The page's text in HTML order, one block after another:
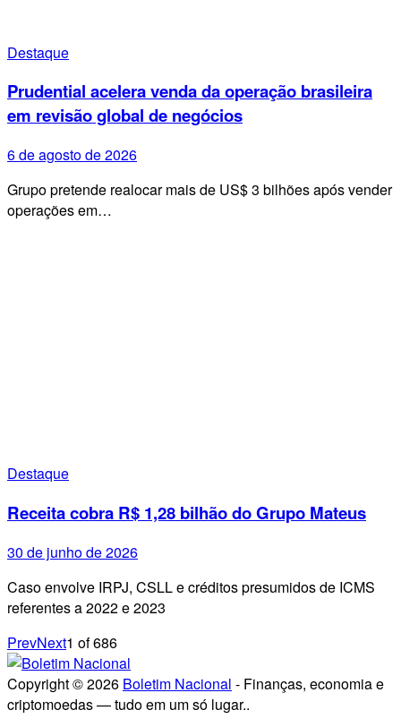
Destaque
Prudential acelera venda da operação brasileira
em revisão global de negócios
6 de agosto de 2026
Grupo pretende realocar mais de US$ 3 bilhões após vender
operações em…
Destaque
Receita cobra R$ 1,28 bilhão do Grupo Mateus
30 de junho de 2026
Caso envolve IRPJ, CSLL e créditos presumidos de ICMS
referentes a 2022 e 2023
PrevNext1 of686
Copyright © 2026 Boletim Nacional - Finanças, economia e
criptomoedas — tudo em um só lugar..